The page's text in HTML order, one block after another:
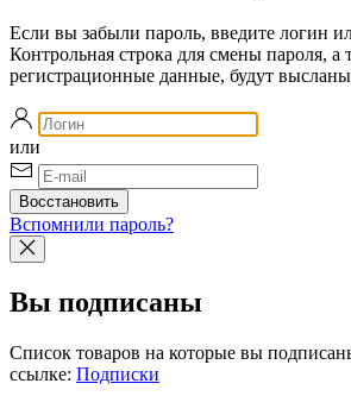
Если вы забыли пароль, введите логин
Контрольная строка для смены пароля, а
регистрационные данные, будут
или
Вспомнили пароль?
Вы подписаны
Список товаров на которые вы
ссылке: Подписки